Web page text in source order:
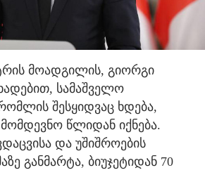
მოადგილის, გიორგი
სამაშველო
შესყიდვაც ხდება,
წლიდან იქნება.
და უშიშროების
განმარტა, ბიუჯეტიდან 70